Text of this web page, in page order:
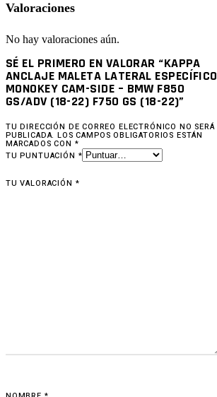
Valoraciones
No hay valoraciones aún.
SÉ EL PRIMERO EN VALORAR “KAPPA
ANCLAJE MALETA LATERAL ESPECÍFICO
MONOKEY CAM-SIDE – BMW F850
GS/ADV (18-22) F750 GS (18-22)”
TU DIRECCIÓN DE CORREO ELECTRÓNICO NO SERÁ
PUBLICADA. LOS CAMPOS OBLIGATORIOS ESTÁN
MARCADOS CON *
TU PUNTUACIÓN *
TU VALORACIÓN *